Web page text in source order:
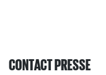
CONTACT PRESSE